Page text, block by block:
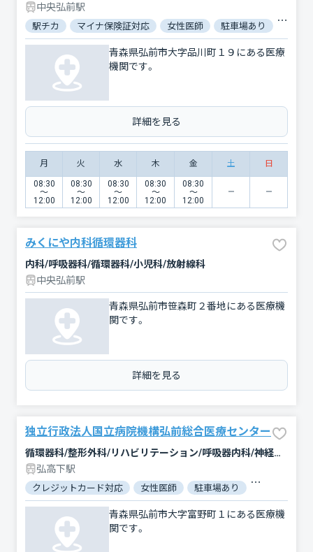
中央弘前駅
駅チカ マイナ保険証対応 女性医師 駐車場あり
青森県弘前市大字品川町１９にある医療
機関です。
詳細を見る
月 火 水 木 金 土 日
08:30
〜
12:00
08:30
〜
12:00
08:30
〜
12:00
08:30
〜
12:00
08:30
〜
12:00
みくにや内科循環器科
内科/呼吸器科/循環器科/小児科/放射線科
中央弘前駅
青森県弘前市笹森町２番地にある医療機
関です。
詳細を見る
独立行政法人国立病院機構弘前総合医療センター
循環器科/整形外科/リハビリテーション/呼吸器内科/神経内科/脳神経外科/消化器科/血液内科/糖尿病内科/皮膚科/泌尿器科/産婦人科/小児科/眼科/耳鼻咽喉科/呼吸器外科/放射線科/乳腺外科/形成外科/歯科口腔外科/救急科
弘高下駅
クレジットカード対応 女性医師 駐車場あり
青森県弘前市大字富野町１にある医療機
関です。